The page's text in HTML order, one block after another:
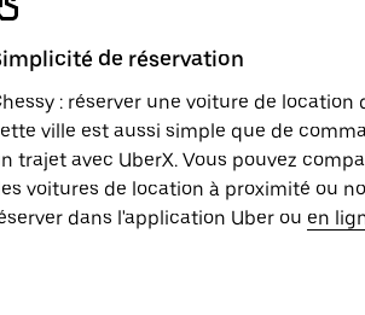
de réservation
: réserver une voiture de location
ville est aussi simple que de
trajet avec UberX. Vous pouvez
voitures de location à proximité ou
dans l'application Uber ou en